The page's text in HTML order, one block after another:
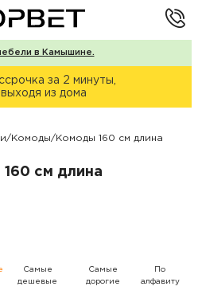
в Камышине.
за 2 минуты,
из дома
/Комоды/Комоды 160 см длина
см длина
Самые
дешевые
Самые
дорогие
По
алфавиту